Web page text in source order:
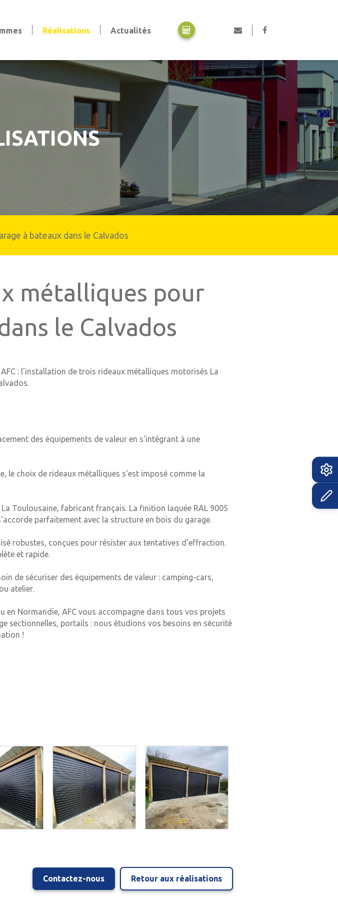
battants
pergola
bannes & extérieurs
intérieurs
et Brise-vue
et abris de terrasse
Motorisation portes de garage
Motorisation portails
Motorisation volets
Professionnels, collectivités et industriels
Portes automatiques piétonnes
Rideaux métalliques
Portails en acier industriel
Equipements de quai
Pièces détachées et SAV
Réalisations Actualités
à bateaux dans le Calvados
métalliques pour
le Calvados
: l'installation de trois rideaux métalliques motorisés La
des équipements de valeur en s'intégrant à une
le choix de rideaux métalliques s'est imposé comme la
Toulousaine, fabricant français. La finition laquée RAL 9005
parfaitement avec la structure en bois du garage.
robustes, conçues pour résister aux tentatives d'effraction.
et rapide.
de sécuriser des équipements de valeur : camping-cars,
atelier.
Normandie, AFC vous accompagne dans tous vos projets
sectionnelles, portails : nous étudions vos besoins en sécurité
!
Contactez-nous Retour aux réalisations